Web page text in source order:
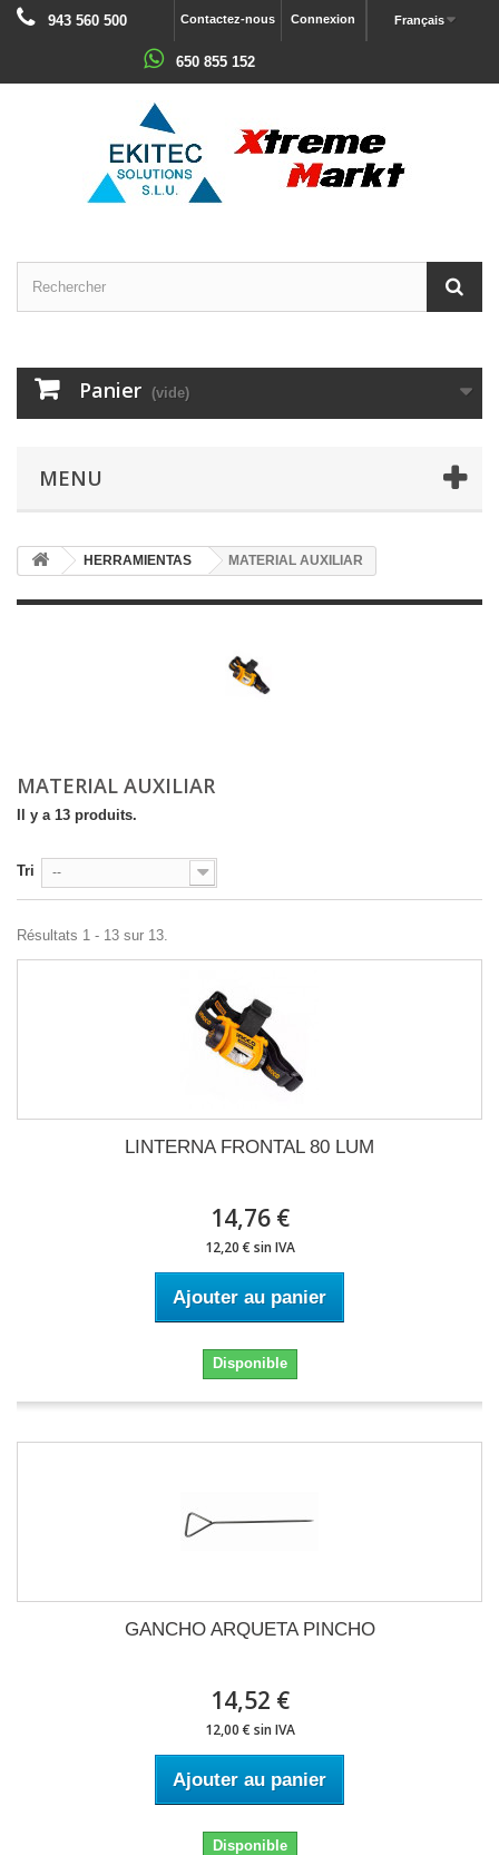
Français
Connexion
Contactez-nous
943 560 500
650 855 152
Panier (vide)
MENU
HERRAMIENTAS MATERIAL AUXILIAR
MATERIAL AUXILIAR
Il y a 13 produits.
Tri --
Résultats 1 - 13 sur 13.
LINTERNA FRONTAL 80 LUM
14,76 €
12,20 € sin IVA
Ajouter au panier
Disponible
GANCHO ARQUETA PINCHO
14,52 €
12,00 € sin IVA
Ajouter au panier
Disponible